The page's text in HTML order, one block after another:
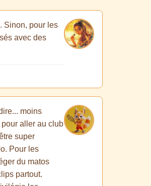
Sinon, pour les
avec des
moins
aller au club
super
Pour les
du matos
partout.